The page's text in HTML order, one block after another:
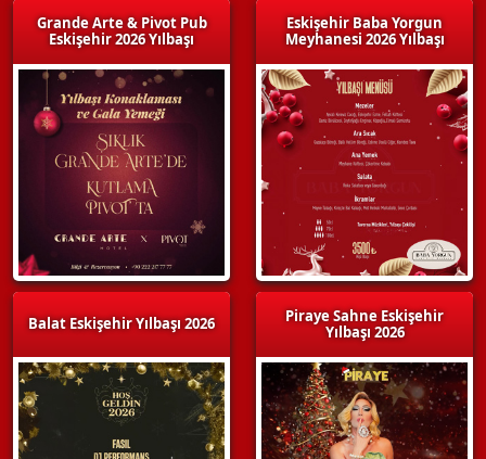
Grande Arte & Pivot Pub
Eskişehir 2026 Yılbaşı
Balat Eskişehir Yılbaşı 2026
Eskişehir Baba Yorgun
Meyhanesi 2026 Yılbaşı
Piraye Sahne Eskişehir
Yılbaşı 2026